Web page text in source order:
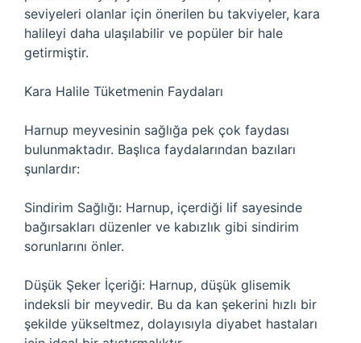
seviyeleri olanlar için önerilen bu takviyeler, kara
halileyi daha ulaşılabilir ve popüler bir hale
getirmiştir.
Kara Halile Tüketmenin Faydaları
Harnup meyvesinin sağlığa pek çok faydası
bulunmaktadır. Başlıca faydalarından bazıları
şunlardır:
Sindirim Sağlığı: Harnup, içerdiği lif sayesinde
bağırsakları düzenler ve kabızlık gibi sindirim
sorunlarını önler.
Düşük Şeker İçeriği: Harnup, düşük glisemik
indeksli bir meyvedir. Bu da kan şekerini hızlı bir
şekilde yükseltmez, dolayısıyla diyabet hastaları